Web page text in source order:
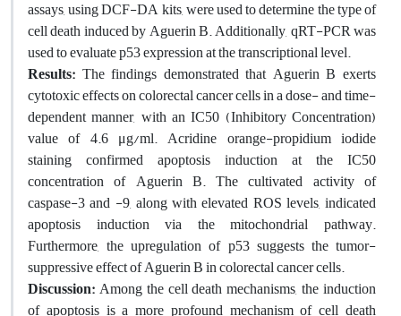
assays, using DCF-DA kits, were used to determine the type of
cell death induced by Aguerin B. Additionally, qRT-PCR was
used to evaluate p53 expression at the transcriptional level.
Results: The findings demonstrated that Aguerin B exerts
cytotoxic effects on colorectal cancer cells in a dose- and time-
dependent manner, with an IC50 (Inhibitory Concentration)
value of 4.6 μg/ml. Acridine orange-propidium iodide
staining confirmed apoptosis induction at the IC50
concentration of Aguerin B. The cultivated activity of
caspase-3 and -9, along with elevated ROS levels, indicated
apoptosis induction via the mitochondrial pathway.
Furthermore, the upregulation of p53 suggests the tumor-
suppressive effect of Aguerin B in colorectal cancer cells.
Discussion:Among the cell death mechanisms, the induction
of apoptosis is a more profound mechanism of cell death